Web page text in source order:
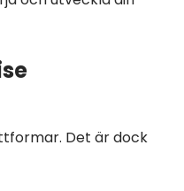
Det är dock